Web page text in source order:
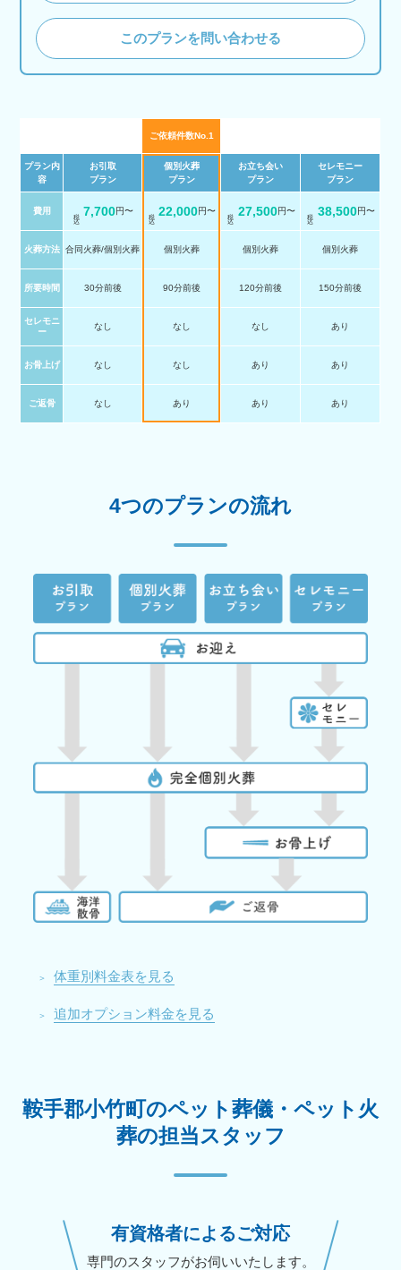
このプランを問い合わせる
ご依頼件数No.1
プラン内
容
お引取
プラン
個別火葬
プラン
お立ち会い
プラン
セレモニー
プラン
費用 7,700円〜 22,000円〜 27,500円〜 38,500円〜
火葬方法 合同火葬/個別火葬 個別火葬 個別火葬 個別火葬
所要時間 30分前後 90分前後 120分前後 150分前後
セレモニ
ー
なし なし なし あり
お骨上げ なし なし あり あり
ご返骨 なし あり あり あり
4つのプランの流れ
体重別料金表を見る
追加オプション料金を見る
鞍手郡小竹町のペット葬儀・ペット火
葬の担当スタッフ
有資格者によるご対応
専門のスタッフがお伺いいたします。